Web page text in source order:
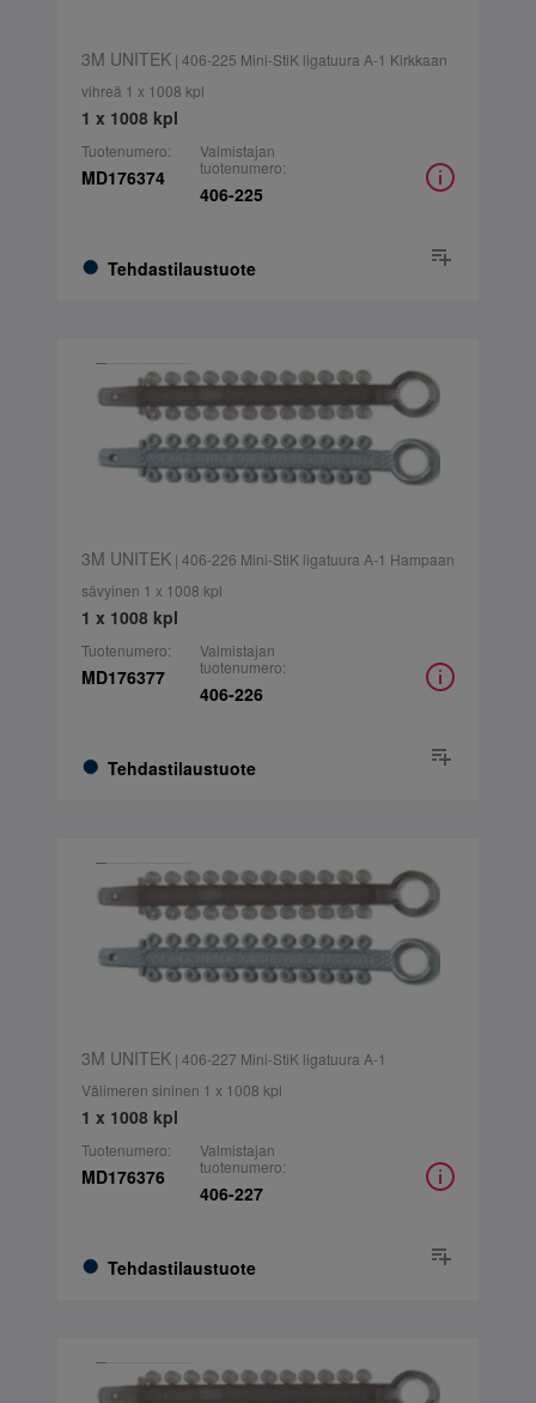
3M UNITEK| 406-225 Mini-StiK ligatuura A-1 Kirkkaan
vihreä 1 x 1008 kpl
1 x 1008 kpl
Tuotenumero:
MD176374
Tehdastilaustuote
Valmistajan
tuotenumero:
406-225
3M UNITEK| 406-226 Mini-StiK ligatuura A-1 Hampaan
sävyinen 1 x 1008 kpl
1 x 1008 kpl
Tuotenumero:
MD176377
Tehdastilaustuote
Valmistajan
tuotenumero:
406-226
3M UNITEK| 406-227 Mini-StiK ligatuura A-1
Välimeren sininen 1 x 1008 kpl
1 x 1008 kpl
Tuotenumero:
MD176376
Tehdastilaustuote
Valmistajan
tuotenumero:
406-227